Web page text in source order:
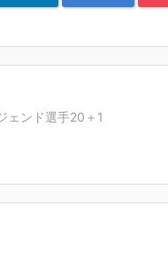
ェンド選手20＋1